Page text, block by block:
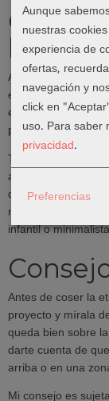
Cómo
Antes de escoger
estilo tiene el
etiqueta más
pequeño quizá
También conviene
acabado final que
destacar mucho
más neutra puede
infantil o
Antes de coser la
proyecto y mírala
queda bien sobre
darte cuenta de
arriba o en una
Mi consejo es
Aunque
nuestras
experiencia de
ofertas,
navegación y
click en
uso. Para saber
privacidad.
Preferencias